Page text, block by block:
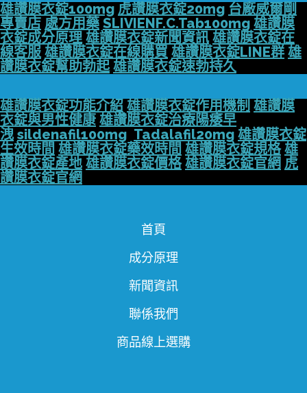
雄讚膜衣錠100mg 虎讚膜衣錠20mg 台廠威爾剛
專賣店 處方用藥 SLIVIENF.C.Tab100mg 雄讚膜
衣錠成分原理 雄讚膜衣錠新聞資訊 雄讚膜衣錠在
線客服 雄讚膜衣錠在線購買 雄讚膜衣錠LINE群 雄
讚膜衣錠幫助勃起 雄讚膜衣錠速勃持久
雄讚膜衣錠功能介紹 雄讚膜衣錠作用機制 雄讚膜
衣錠與男性健康 雄讚膜衣錠治療陽痿早
洩 sildenafil100mg Tadalafil20mg 雄讚膜衣錠
生效時間 雄讚膜衣錠藥效時間 雄讚膜衣錠規格 雄
讚膜衣錠產地 雄讚膜衣錠價格 雄讚膜衣錠官網 虎
讚膜衣錠官網
首頁
成分原理
新聞資訊
聯係我們
商品線上選購